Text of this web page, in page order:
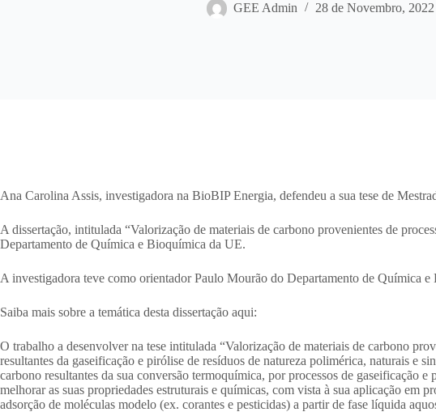
GEE Admin 28 de Novembro, 2022
Ana Carolina Assis, investigadora na BioBIP Energia, defendeu a sua tese de
A dissertação, intitulada “Valorização de materiais de carbono provenientes de
Departamento de Química e Bioquímica da UE.
A investigadora teve como orientador Paulo Mourão do Departamento de Química
Saiba mais sobre a temática desta dissertação aqui:
O trabalho a desenvolver na tese intitulada “Valorização de materiais de carbono
resultantes da gaseificação e pirólise de resíduos de natureza polimérica, naturais e
carbono resultantes da sua conversão termoquímica, por processos de gaseificação
melhorar as suas propriedades estruturais e químicas, com vista à sua aplicação em
adsorção de moléculas modelo (ex. corantes e pesticidas) a partir de fase líquida